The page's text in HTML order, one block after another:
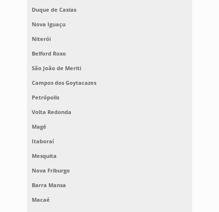
Duque de Caxias
Nova Iguaçu
Niterói
Belford Roxo
São João de Meriti
Campos dos Goytacazes
Petrópolis
Volta Redonda
Magé
Itaboraí
Mesquita
Nova Friburgo
Barra Mansa
Macaé